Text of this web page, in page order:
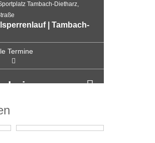
Tambach-Dietharz,
| Tambach-
Termine